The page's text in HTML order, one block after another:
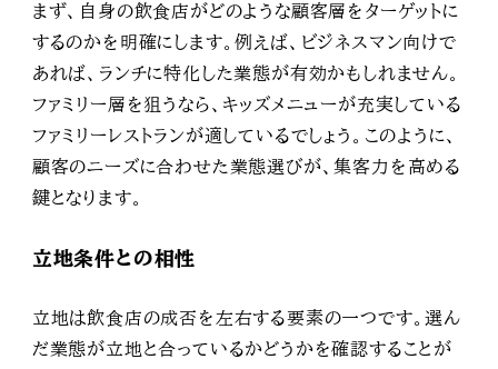
まず、自身の飲食店がどのような顧客層をターゲットに
するのかを明確にします。例えば、ビジネスマン向けで
あれば、ランチに特化した業態が有効かもしれません。
ファミリー層を狙うなら、キッズメニューが充実している
ファミリーレストランが適しているでしょう。このように、
顧客のニーズに合わせた業態選びが、集客力を高める
鍵となります。
立地条件との相性
立地は飲食店の成否を左右する要素の一つです。選ん
だ業態が立地と合っているかどうかを確認することが